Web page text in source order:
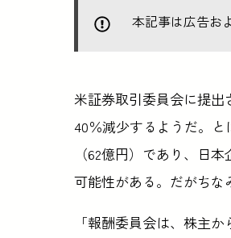
本記事は広告お
米証券取引委員会に提出
40％減少するようだ。
（62億円）であり、日
可能性がある。だがちな
「報酬委員会は、株主